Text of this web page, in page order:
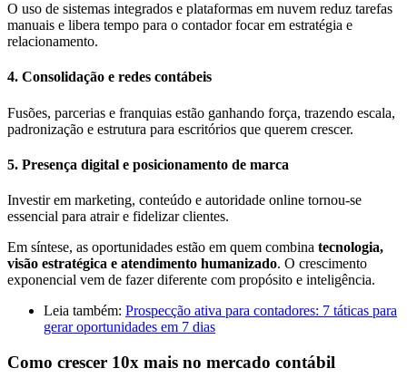
O uso de sistemas integrados e plataformas em nuvem reduz tarefas
manuais e libera tempo para o contador focar em estratégia e
relacionamento.
4. Consolidação e redes contábeis
Fusões, parcerias e franquias estão ganhando força, trazendo escala,
padronização e estrutura para escritórios que querem crescer.
5. Presença digital e posicionamento de marca
Investir em marketing, conteúdo e autoridade online tornou-se
essencial para atrair e fidelizar clientes.
Em síntese, as oportunidades estão em quem combina tecnologia,
visão estratégica e atendimento humanizado. O crescimento
exponencial vem de fazer diferente com propósito e inteligência.
Leia também: Prospecção ativa para contadores: 7 táticas para
gerar oportunidades em 7 dias
Como crescer 10x mais no mercado contábil